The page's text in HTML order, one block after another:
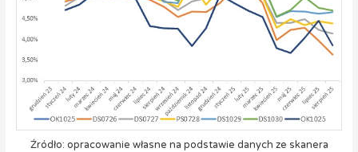
Źródło: opracowanie własne na podstawie danych ze skanera